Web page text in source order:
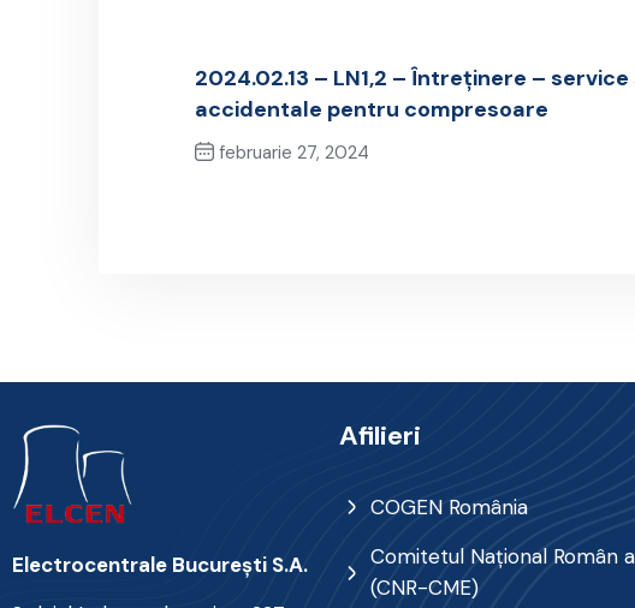
2024.02.13 – LN1,2 – Întreținere –
accidentale pentru compresoare
februarie 27, 2024
Electrocentrale Bucureşti S.A.
Afilieri
COGEN România
Comitetul Naţional Român
(CNR-CME)